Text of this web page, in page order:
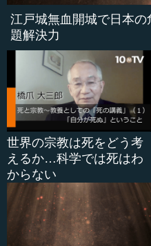
江戸城無血開城で日本
題解決力
世界の宗教は死をどう考
えるか…科学では死はわ
からない